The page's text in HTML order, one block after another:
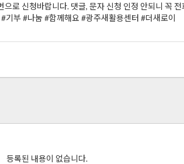
로 신청바랍니다. 댓글, 문자 신청 인정 안되니 꼭
부 #나눔 #함께해요 #광주새활용센터 #더새로이
등록된 내용이 없습니다.